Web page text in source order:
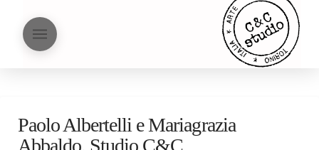
Paolo Albertelli e Mariagrazia
Abbaldo, Studio C&C